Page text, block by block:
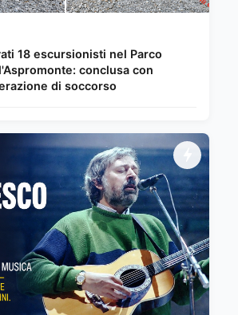
18 escursionisti nel Parco
conclusa con
di soccorso